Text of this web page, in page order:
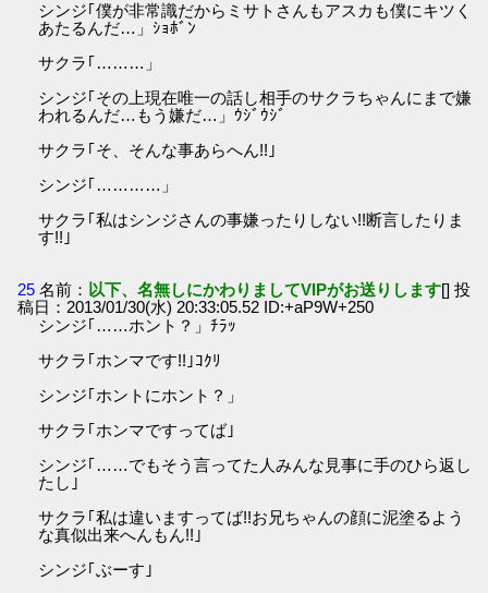
シンジ｢僕が非常識だからミサトさんもアスカも僕にキツく
あたるんだ…」ｼｮﾎﾞﾝ
サクラ｢………」
シンジ｢その上現在唯一の話し相手のサクラちゃんにまで嫌
われるんだ…もう嫌だ…」ｳｼﾞｳｼﾞ
サクラ｢そ、そんな事あらへん!!｣
シンジ｢…………」
サクラ｢私はシンジさんの事嫌ったりしない!!断言したりま
す!!｣
25 名前： 以下、名無しにかわりましてVIPがお送りします[] 投
稿日：2013/01/30(水) 20:33:05.52 ID:+aP9W+250
シンジ｢……ホント？」ﾁﾗｯ
サクラ｢ホンマです!!｣ｺｸﾘ
シンジ｢ホントにホント？」
サクラ｢ホンマですってば｣
シンジ｢……でもそう言ってた人みんな見事に手のひら返し
たし｣
サクラ｢私は違いますってば!!お兄ちゃんの顔に泥塗るよう
な真似出来へんもん!!｣
シンジ｢ぶーす｣